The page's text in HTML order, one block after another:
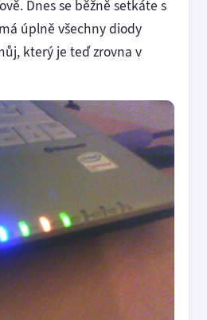
Dnes se běžně setkáte s
úplně všechny diody
který je teď zrovna v